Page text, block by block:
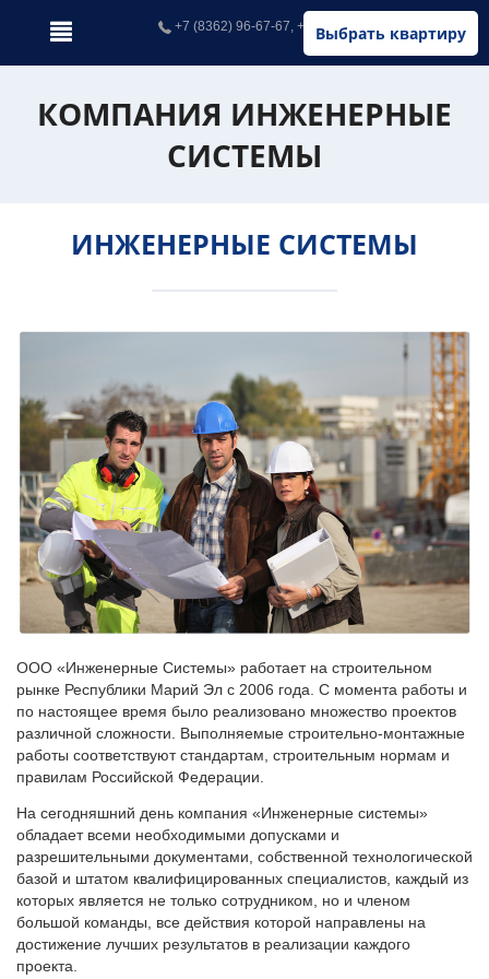
Выбрать квартиру
+7 (8362) 96-67-67, +7 (902) 326-67-67
КОМПАНИЯ ИНЖЕНЕРНЫЕ
СИСТЕМЫ
ИНЖЕНЕРНЫЕ СИСТЕМЫ
ООО «Инженерные Системы» работает на строительном
рынке Республики Марий Эл с 2006 года. С момента работы и
по настоящее время было реализовано множество проектов
различной сложности. Выполняемые строительно-монтажные
работы соответствуют стандартам, строительным нормам и
правилам Российской Федерации.
На сегодняшний день компания «Инженерные системы»
обладает всеми необходимыми допусками и
разрешительными документами, собственной технологической
базой и штатом квалифицированных специалистов, каждый из
которых является не только сотрудником, но и членом
большой команды, все действия которой направлены на
достижение лучших результатов в реализации каждого
проекта.